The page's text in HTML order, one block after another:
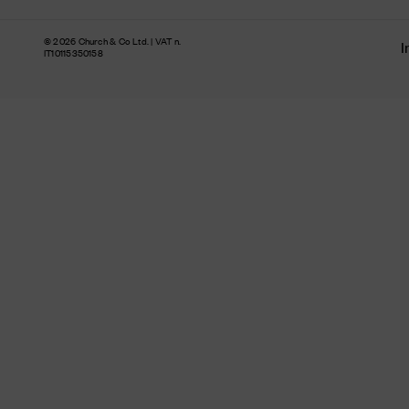
© 2026 Church & Co Ltd. | VAT n.
IT10115350158